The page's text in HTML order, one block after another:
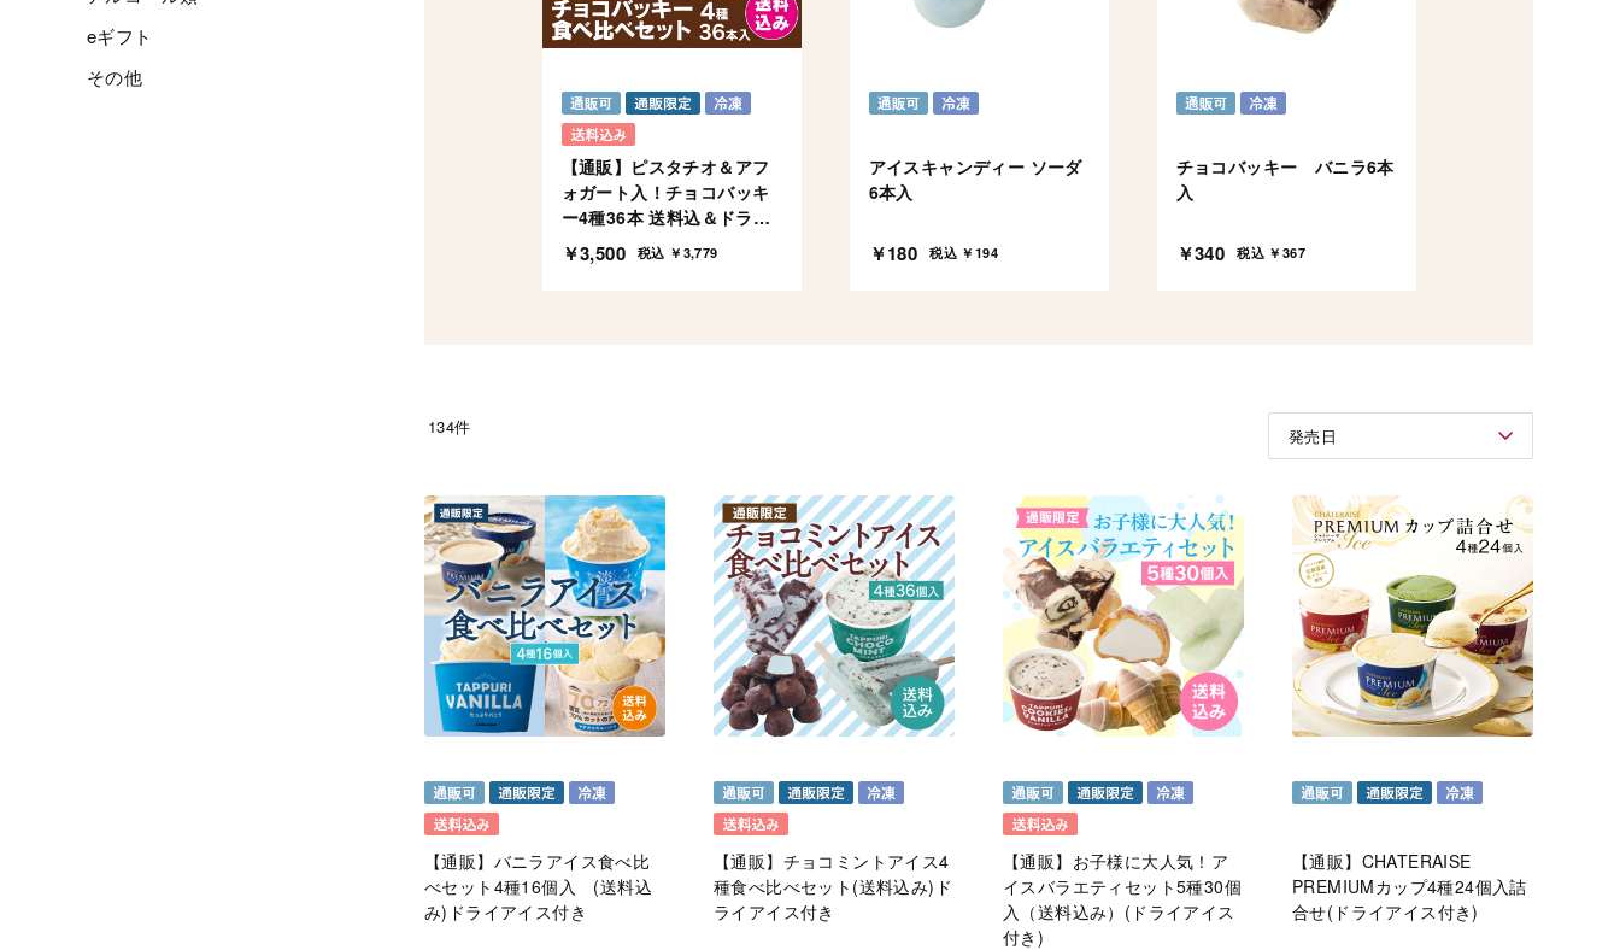
eギフト
その他
【通販】ピスタチオ＆アフ
ォガート入！チョコバッキ
ー4種36本 送料込＆ドライ
アイス付
￥3,500 税込 ￥3,779
アイスキャンディー ソーダ
6本入
￥180 税込 ￥194
チョコバッキー バニラ6本
入
￥340 税込 ￥367
発売日
134件
【通販】バニラアイス食べ比
べセット4種16個入 (送料込
み)ドライアイス付き
【通販】チョコミントアイス4
種食べ比べセット(送料込み)ド
ライアイス付き
【通販】お子様に大人気！ア
イスバラエティセット5種30個
入（送料込み）(ドライアイス
付き)
【通販】CHATERAISE
PREMIUMカップ4種24個入詰
合せ(ドライアイス付き)